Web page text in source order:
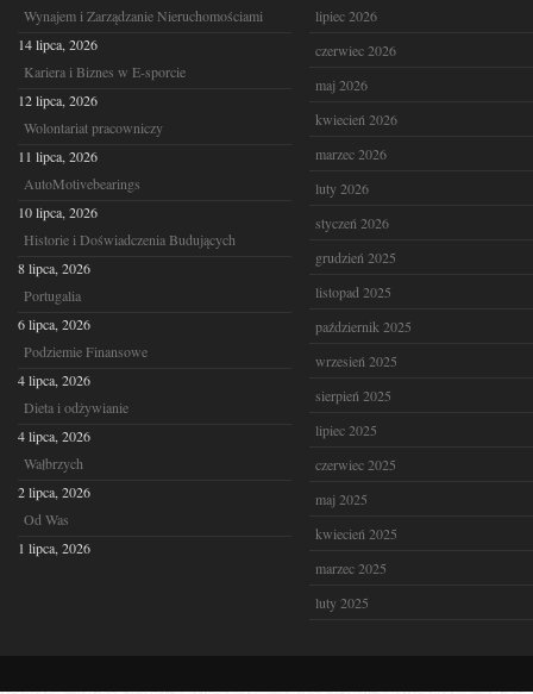
Wynajem i Zarządzanie Nieruchomościami
14 lipca, 2026
Kariera i Biznes w E-sporcie
12 lipca, 2026
Wolontariat pracowniczy
11 lipca, 2026
AutoMotivebearings
10 lipca, 2026
Historie i Doświadczenia Budujących
8 lipca, 2026
Portugalia
6 lipca, 2026
Podziemie Finansowe
4 lipca, 2026
Dieta i odżywianie
4 lipca, 2026
Wałbrzych
2 lipca, 2026
Od Was
1 lipca, 2026
lipiec 2026
czerwiec 2026
maj 2026
kwiecień 2026
marzec 2026
luty 2026
styczeń 2026
grudzień 2025
listopad 2025
październik 2025
wrzesień 2025
sierpień 2025
lipiec 2025
czerwiec 2025
maj 2025
kwiecień 2025
marzec 2025
luty 2025